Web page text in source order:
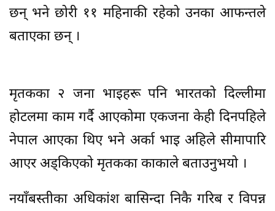
छन् भने छोरी ११ महिनाकी रहेको उनका आफन्तले
बताएका छन् ।
मृतकका २ जना भाइहरू पनि भारतको दिल्लीमा
होटलमा काम गर्दै आएकोमा एकजना केही दिनपहिले
नेपाल आएका थिए भने अर्का भाइ अहिले सीमापारि
आएर अड्किएको मृतकका काकाले बताउनुभयो ।
नयाँबस्तीका अधिकांश बासिन्दा निकै गरिब र विपन्न